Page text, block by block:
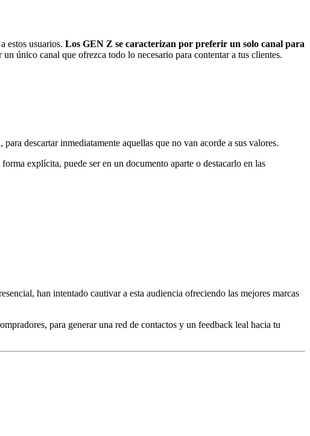
estos usuarios. Los GEN Z se caracterizan por preferir un solo canal para
único canal que ofrezca todo lo necesario para contentar a tus clientes.
descartar inmediatamente aquellas que no van acorde a sus valores.
explícita, puede ser en un documento aparte o destacarlo en las
han intentado cautivar a esta audiencia ofreciendo las mejores marcas
para generar una red de contactos y un feedback leal hacia tu